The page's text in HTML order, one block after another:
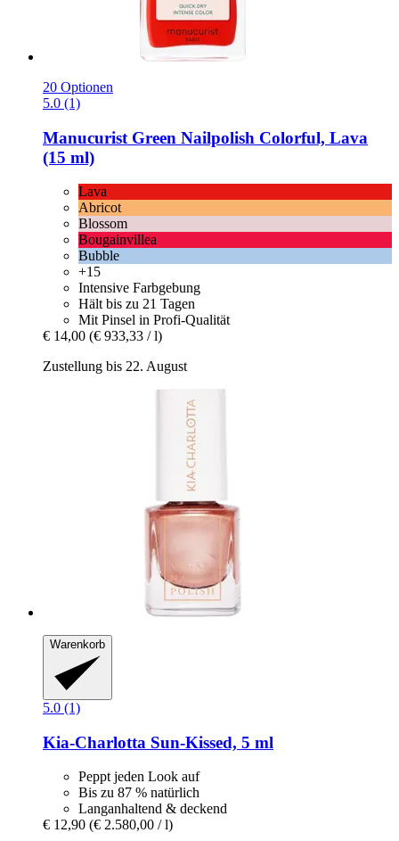
20 Optionen
5.0 (1)
Manucurist Green Nailpolish Colorful, Lava
(15 ml)
Lava
Abricot
Blossom
Bougainvillea
Bubble
+15
Intensive Farbgebung
Hält bis zu 21 Tagen
Mit Pinsel in Profi-Qualität
€ 14,00 (€ 933,33 / l)
Zustellung bis 22. August
Warenkorb
5.0 (1)
Kia-Charlotta Sun-​Kissed, 5 ml
Peppt jeden Look auf
Bis zu 87 % natürlich
Langanhaltend & deckend
€ 12,90 (€ 2.580,00 / l)